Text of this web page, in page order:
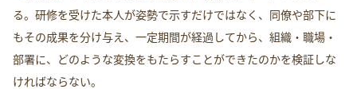
る。研修を受けた本人が姿勢で示すだけではなく、同僚や部下に
もその成果を分け与え、一定期間が経過してから、組織・職場・
部署に、どのような変換をもたらすことができたのかを検証しな
ければならない。